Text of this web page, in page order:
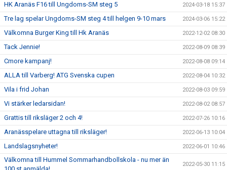
HK Aranäs F16 till Ungdoms-SM steg 5 2024-03-18 15:37
Tre lag spelar Ungdoms-SM steg 4 till helgen 9-10 mars 2024-03-06 15:22
Välkomna Burger King till Hk Aranäs 2022-12-02 08:30
Tack Jennie! 2022-08-09 08:39
Cmore kampanj! 2022-08-08 09:14
ALLA till Varberg! ATG Svenska cupen 2022-08-04 10:32
Vila i frid Johan 2022-08-03 09:59
Vi stärker ledarsidan! 2022-08-02 08:57
Grattis till riksläger 2 och 4! 2022-07-26 10:16
Aranässpelare uttagna till riksläger! 2022-06-13 10:04
Landslagsnyheter! 2022-06-01 10:46
Välkomna till Hummel Sommarhandbollskola - nu mer än
2022-05-30 11:15